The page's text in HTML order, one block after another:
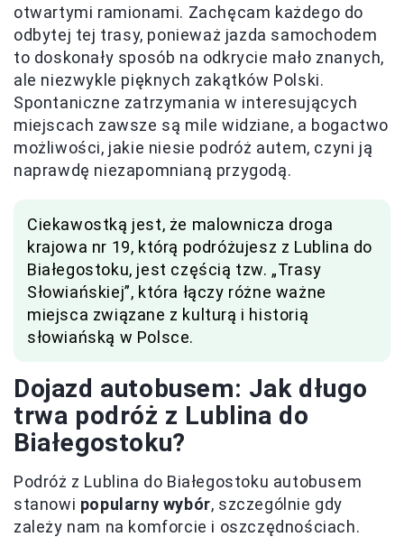
otwartymi ramionami. Zachęcam każdego do
odbytej tej trasy, ponieważ jazda samochodem
to doskonały sposób na odkrycie mało znanych,
ale niezwykle pięknych zakątków Polski.
Spontaniczne zatrzymania w interesujących
miejscach zawsze są mile widziane, a bogactwo
możliwości, jakie niesie podróż autem, czyni ją
naprawdę niezapomnianą przygodą.
Ciekawostką jest, że malownicza droga
krajowa nr 19, którą podróżujesz z Lublina do
Białegostoku, jest częścią tzw. „Trasy
Słowiańskiej”, która łączy różne ważne
miejsca związane z kulturą i historią
słowiańską w Polsce.
Dojazd autobusem: Jak długo
trwa podróż z Lublina do
Białegostoku?
Podróż z Lublina do Białegostoku autobusem
stanowi popularny wybór, szczególnie gdy
zależy nam na komforcie i oszczędnościach.